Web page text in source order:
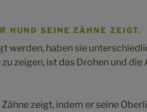
HUND SEINE ZÄHNE ZEIGT.
werden, haben sie
zeigen, ist das Drohen und
zeigt, indem er seine